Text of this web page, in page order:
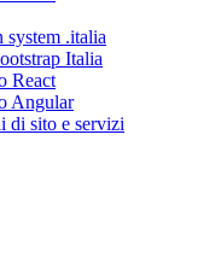
system .italia
Italia
React
Angular
di sito e servizi